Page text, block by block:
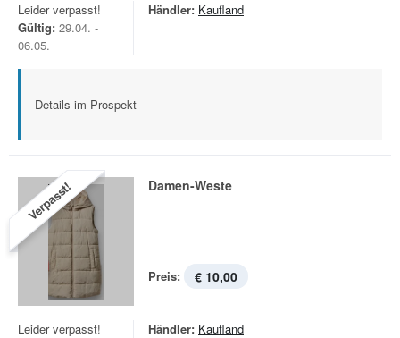
Leider verpasst!
Gültig: 29.04. -
06.05.
Händler: Kaufland
Details im Prospekt
Verpasst! Damen-Weste
Preis: € 10,00
Leider verpasst! Händler: Kaufland